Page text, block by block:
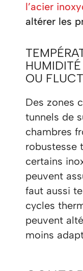
l’acier
altérer les
OU
Des zones
tunnels de
chambres
robustesse
certains
peuvent
faut aussi
cycles
peuvent
moins